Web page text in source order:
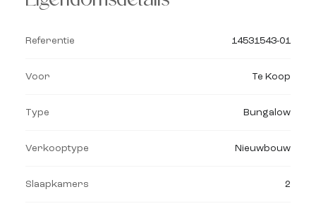
Referentie 14531543-01
Voor Te Koop
Type Bungalow
Verkooptype Nieuwbouw
Slaapkamers 2